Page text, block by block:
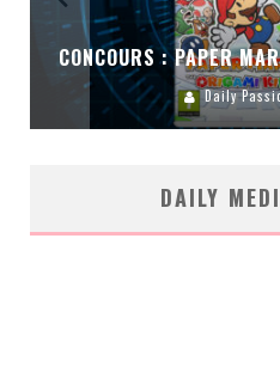
CONCOURS : PAPER
Daily
DAILY